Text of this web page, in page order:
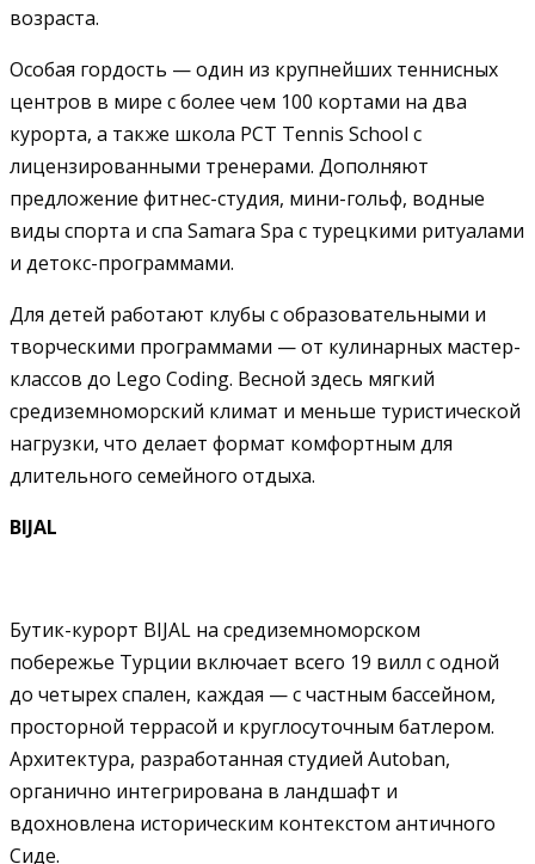
возраста.
Особая гордость — один из крупнейших теннисных
центров в мире с более чем 100 кортами на два
курорта, а также школа PCT Tennis School с
лицензированными тренерами. Дополняют
предложение фитнес-студия, мини-гольф, водные
виды спорта и спа Samara Spa с турецкими ритуалами
и детокс-программами.
Для детей работают клубы с образовательными и
творческими программами — от кулинарных мастер-
классов до Lego Coding. Весной здесь мягкий
средиземноморский климат и меньше туристической
нагрузки, что делает формат комфортным для
длительного семейного отдыха.
BIJAL
Бутик-курорт BIJAL на средиземноморском
побережье Турции включает всего 19 вилл с одной
до четырех спален, каждая — с частным бассейном,
просторной террасой и круглосуточным батлером.
Архитектура, разработанная студией Autoban,
органично интегрирована в ландшафт и
вдохновлена историческим контекстом античного
Сиде.